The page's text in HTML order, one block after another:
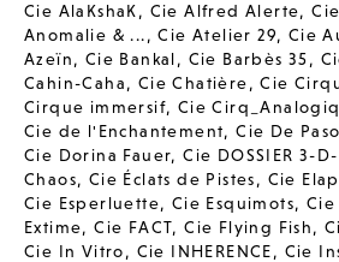
Cie AlaKshaK, Cie Alfred Alerte,
Anomalie & ...,Cie Atelier 29, Cie
Azeïn, Cie Bankal, Cie Barbès 35,
Cahin-Caha, Cie Chatière,Cie
Cirque immersif, Cie
Cie de l'Enchantement,Cie De Paso
Cie Dorina Fauer,Cie DOSSIER 3-
Chaos, Cie Éclats de Pistes, Cie
Cie Esperluette, Cie Esquimots, Cie
Extime,Cie FACT,Cie Flying Fish,
Cie In Vitro, Cie INHERENCE, Cie